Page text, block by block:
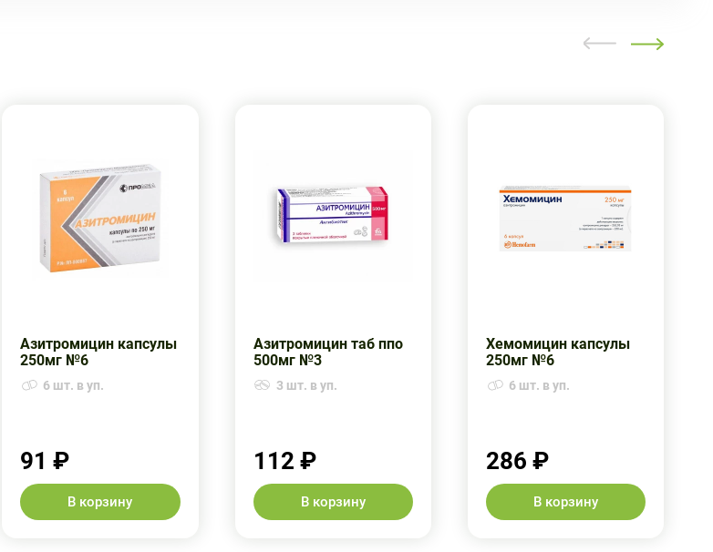
Азитромицин капсулы
250мг №6
6 шт. в уп.
91 ₽
В корзину
Азитромицин таб ппо
500мг №3
3 шт. в уп.
112 ₽
В корзину
Хемомицин капсулы
250мг №6
6 шт. в уп.
286 ₽
В корзину